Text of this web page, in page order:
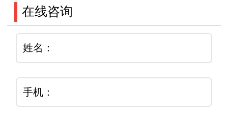
在线咨询
姓名：
手机：